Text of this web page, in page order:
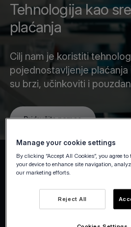
Tehnologija kao
plaćanja
Cilj nam je koristiti
pojednostavljenje plaćanja
su brzi, učinkoviti i
Pridružite nam se
Tap on Any Device
Manage your cookie settings
By clicking “Accept All Cookies”, you agree
your device to enhance site navigation,
our marketing efforts.
Reject All